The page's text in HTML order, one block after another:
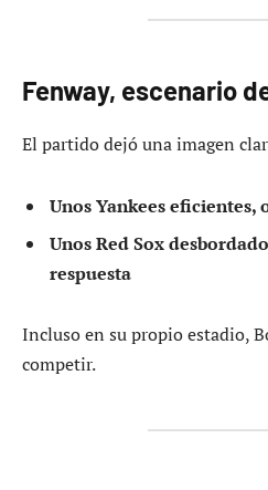
Fenway, escenario
El partido dejó una imagen
Unos Yankees
Unos Red Sox
respuesta
Incluso en su propio estadio,
competir.